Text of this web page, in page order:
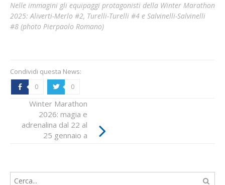
Nelle immagini gli equipaggi protagonisti della Winter Marathon
2025: Aliverti-Merlo #2, Turelli-Turelli #4 e Salvinelli-Salvinelli
#8 (photo Pierpaolo Romano)
Condividi questa News:
b 0 a 0
Turelli-Turelli
vincono il Trofeo
Sparco sul lago
ghiacciato
Winter Marathon
2026: magia e
adrenalina dal 22 al
25 gennaio a